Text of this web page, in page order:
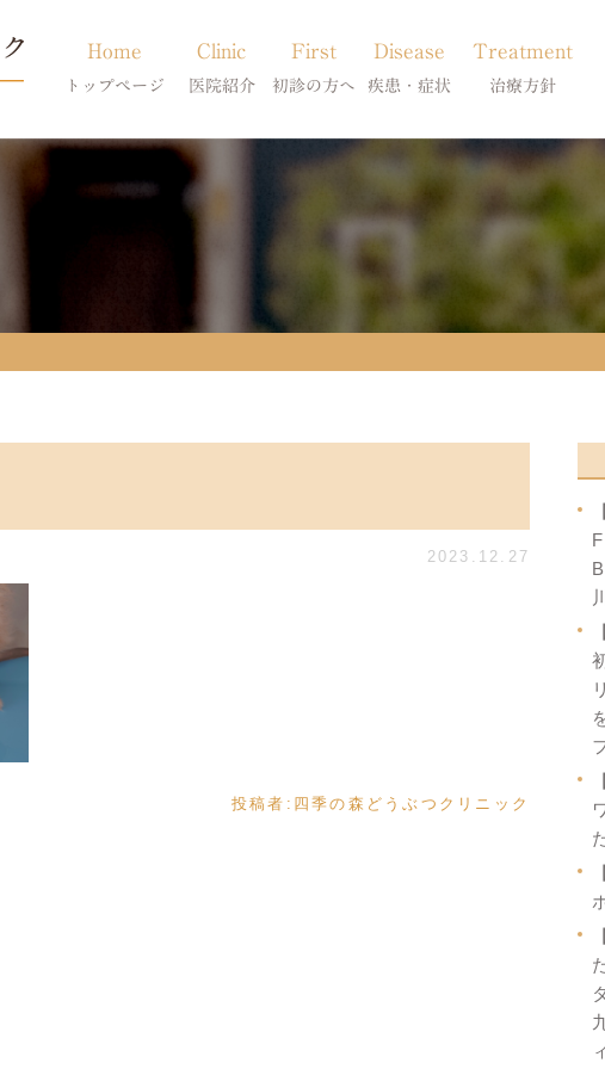
Home
トップページ
Clinic
医院紹介
当院のご紹介
First
初診の方へ
Disease
疾患・症状
アトピー・アレルギー
膿皮症・脂漏症
脱毛症・アロペシアX
Treatment
治療方針
皮膚科特別診療
スキンケア療法
柴犬の皮
シーズー
フレン
2023.12.27
投稿者: 四季の森どうぶつクリニック